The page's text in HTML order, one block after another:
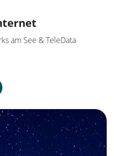
am See & TeleData